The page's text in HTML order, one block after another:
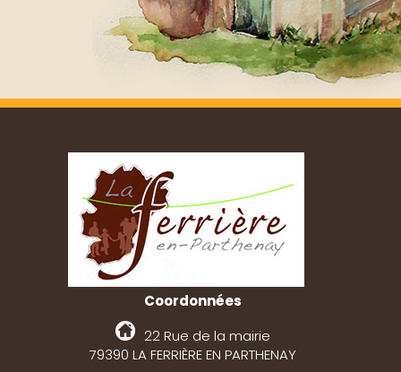
Coordonnées
22 Rue de la mairie
79390 LA FERRIÈRE EN PARTHENAY